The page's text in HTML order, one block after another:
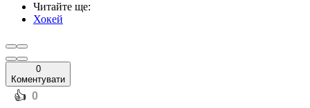
Читайте ще:
Хокей
0
Коментувати
️👍 0